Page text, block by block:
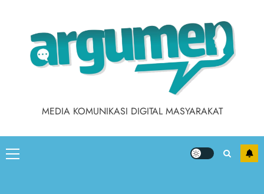
MEDIA KOMUNIKASI DIGITAL MASYARAKAT
Primary